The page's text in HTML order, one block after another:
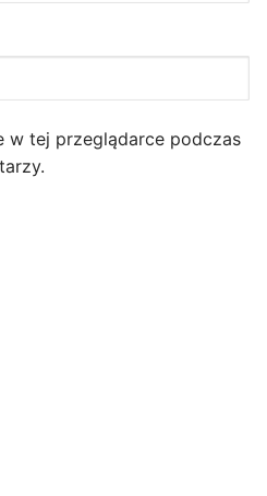
w tej przeglądarce podczas